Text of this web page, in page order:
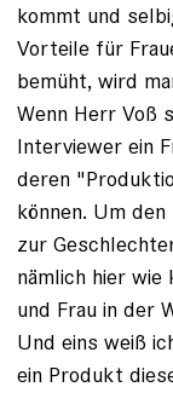
kommt und
Vorteile für
bemüht, wird
Wenn Herr Voß
Interviewer ein
deren
können. Um
zur
nämlich hier
und Frau in der
Und eins weiß
ein Produkt